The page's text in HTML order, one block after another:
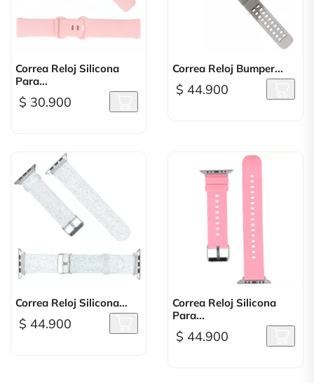
Correa Reloj Silicona
Para...
$ 30.900
Correa Reloj Bumper...
$ 44.900
Correa Reloj Silicona...
$ 44.900
Correa Reloj Silicona
Para...
$ 44.900